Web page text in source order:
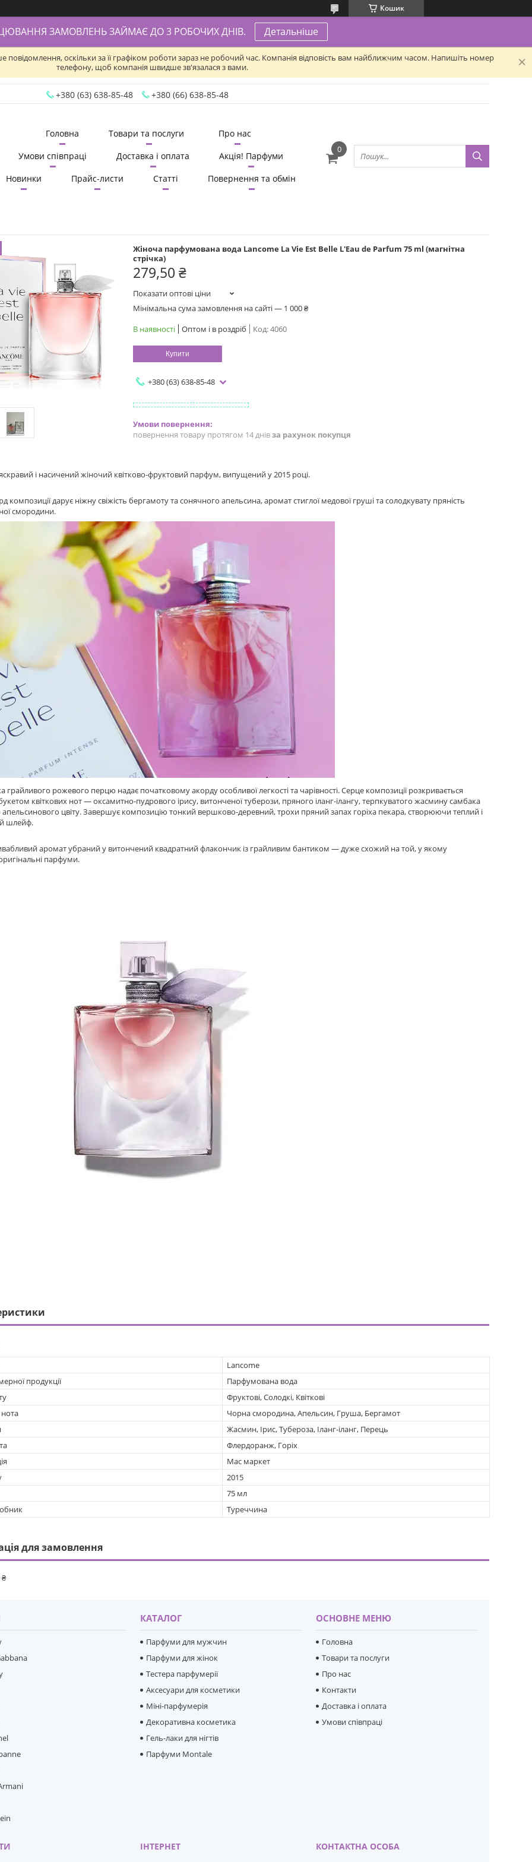
Кошик
ЗАМОВЛЕНЬ ЗАЙМАЄ ДО 3 РОБОЧИХ ДНІВ. Детальніше
повідомлення, оскільки за її графіком роботи зараз не робочий час. Компанія відповість вам найближчим часом. Напишіть номер
телефону, щоб компанія швидше зв'язалася з вами.
+380 (63) 638-85-48 +380 (66) 638-85-48
Головна Товари та послуги
Про нас
Умови співпраці
Доставка і оплата
Акція! Парфуми
Новинки
Прайс-листи Статті Повернення та обмін
Жіноча парфумована вода Lancome La Vie Est Belle L'Eau de Parfum 75 ml (магнітна
стрічка)
279,50 ₴
Показати оптові ціни
Мінімальна сума замовлення на сайті — 1 000 ₴
В наявності
Оптом і в роздріб Код:4060
Купити
+380 (63) 638-85-48
повернення товару протягом 14 днівза рахунок покупця
і насичений жіночий квітково-фруктовий парфум, випущений у 2015 році.
композиції дарує ніжну свіжість бергамоту та сонячного апельсина, аромат стиглої медової груші та солодкувату пряність
смородини.
грайливого рожевого перцю надає початковому акорду особливої легкості та чарівності. Серце композиції розкривається
квіткових нот — оксамитно-пудрового ірису, витонченої туберози, пряного іланг-ілангу, терпкуватого жасмину самбака
цвіту. Завершує композицію тонкий вершково-деревний, трохи пряний запах горіха пекара, створюючи теплий і
шлейф.
аромат убраний у витончений квадратний флакончик із грайливим бантиком — дуже схожий на той, у якому
парфуми.
Lancome
продукції
Парфумована вода
Фруктові, Солодкі, Квіткові
Чорна смородина, Апельсин, Груша, Бергамот
Жасмин, Ірис, Тубероза, Іланг-іланг, Перець
Флердоранж, Горіх
Мас маркет
2015
75 мл
Туреччина
для замовлення
₴
КАТАЛОГ
Парфуми для мужчин
Парфуми для жінок
Тестера парфумерії
Аксесуари для косметики
Міні-парфумерія
Декоративна косметика
Гель-лаки для нігтів
Парфуми Montale
ОСНОВНЕ МЕНЮ
Головна
Товари та послуги
Про нас
Контакти
Доставка і оплата
Умови співпраці